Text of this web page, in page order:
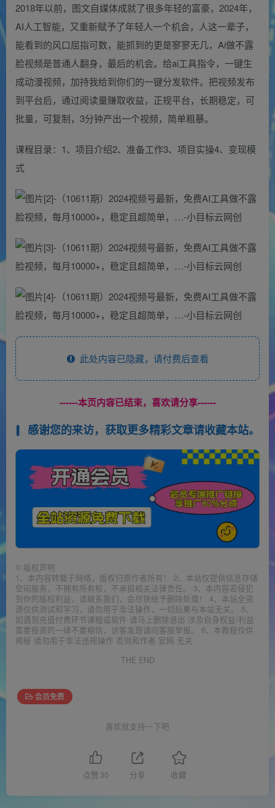
2018年以前，图文自媒体成就了很多年轻的富豪，2024年，
AI人工智能，又重新赋予了年轻人一个机会，人这一辈子，
能看到的风口屈指可数，能抓到的更是寥寥无几，Ai做不露
脸视频是普通人翻身，最后的机会。给ai工具指令，一键生
成动漫视频，加持我给到你们的一键分发软件。把视频发布
到平台后，通过阅读量赚取收益，正规平台，长期稳定，可
批量，可复制，3分钟产出一个视频，简单粗暴。
课程目录：1、项目介绍2、准备工作3、项目实操4、变现模
式
此处内容已隐藏，请付费后查看
------本页内容已结束，喜欢请分享------
感谢您的来访，获取更多精彩文章请收藏本站。
© 版权声明
1、本内容转载于网络，版权归原作者所有！ 2、本站仅提供信息存储
空间服务，不拥有所有权，不承担相关法律责任。 3、本内容若侵犯
到你的版权利益，请联系我们，会尽快给予删除处理！ 4、本站全资
源仅供测试和学习，请勿用于非法操作，一切后果与本站无关。 5、
如遇到充值付费环节课程或软件 请马上删除退出 涉及自身权益/利益
需要投资的一律不要相信，访客发现请向客服举报。 6、本教程仅供
揭秘 请勿用于非法违规操作 否则和作者 官网 无关
THE END
会员免费
喜欢就支持一下吧
点赞 30 分享 收藏